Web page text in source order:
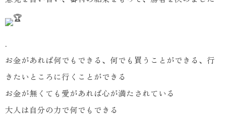
.
お金があれば何でもできる、何でも買うことができる、行
きたいところに行くことができる
お金が無くても愛があれば心が満たされている
大人は自分の力で何でもできる